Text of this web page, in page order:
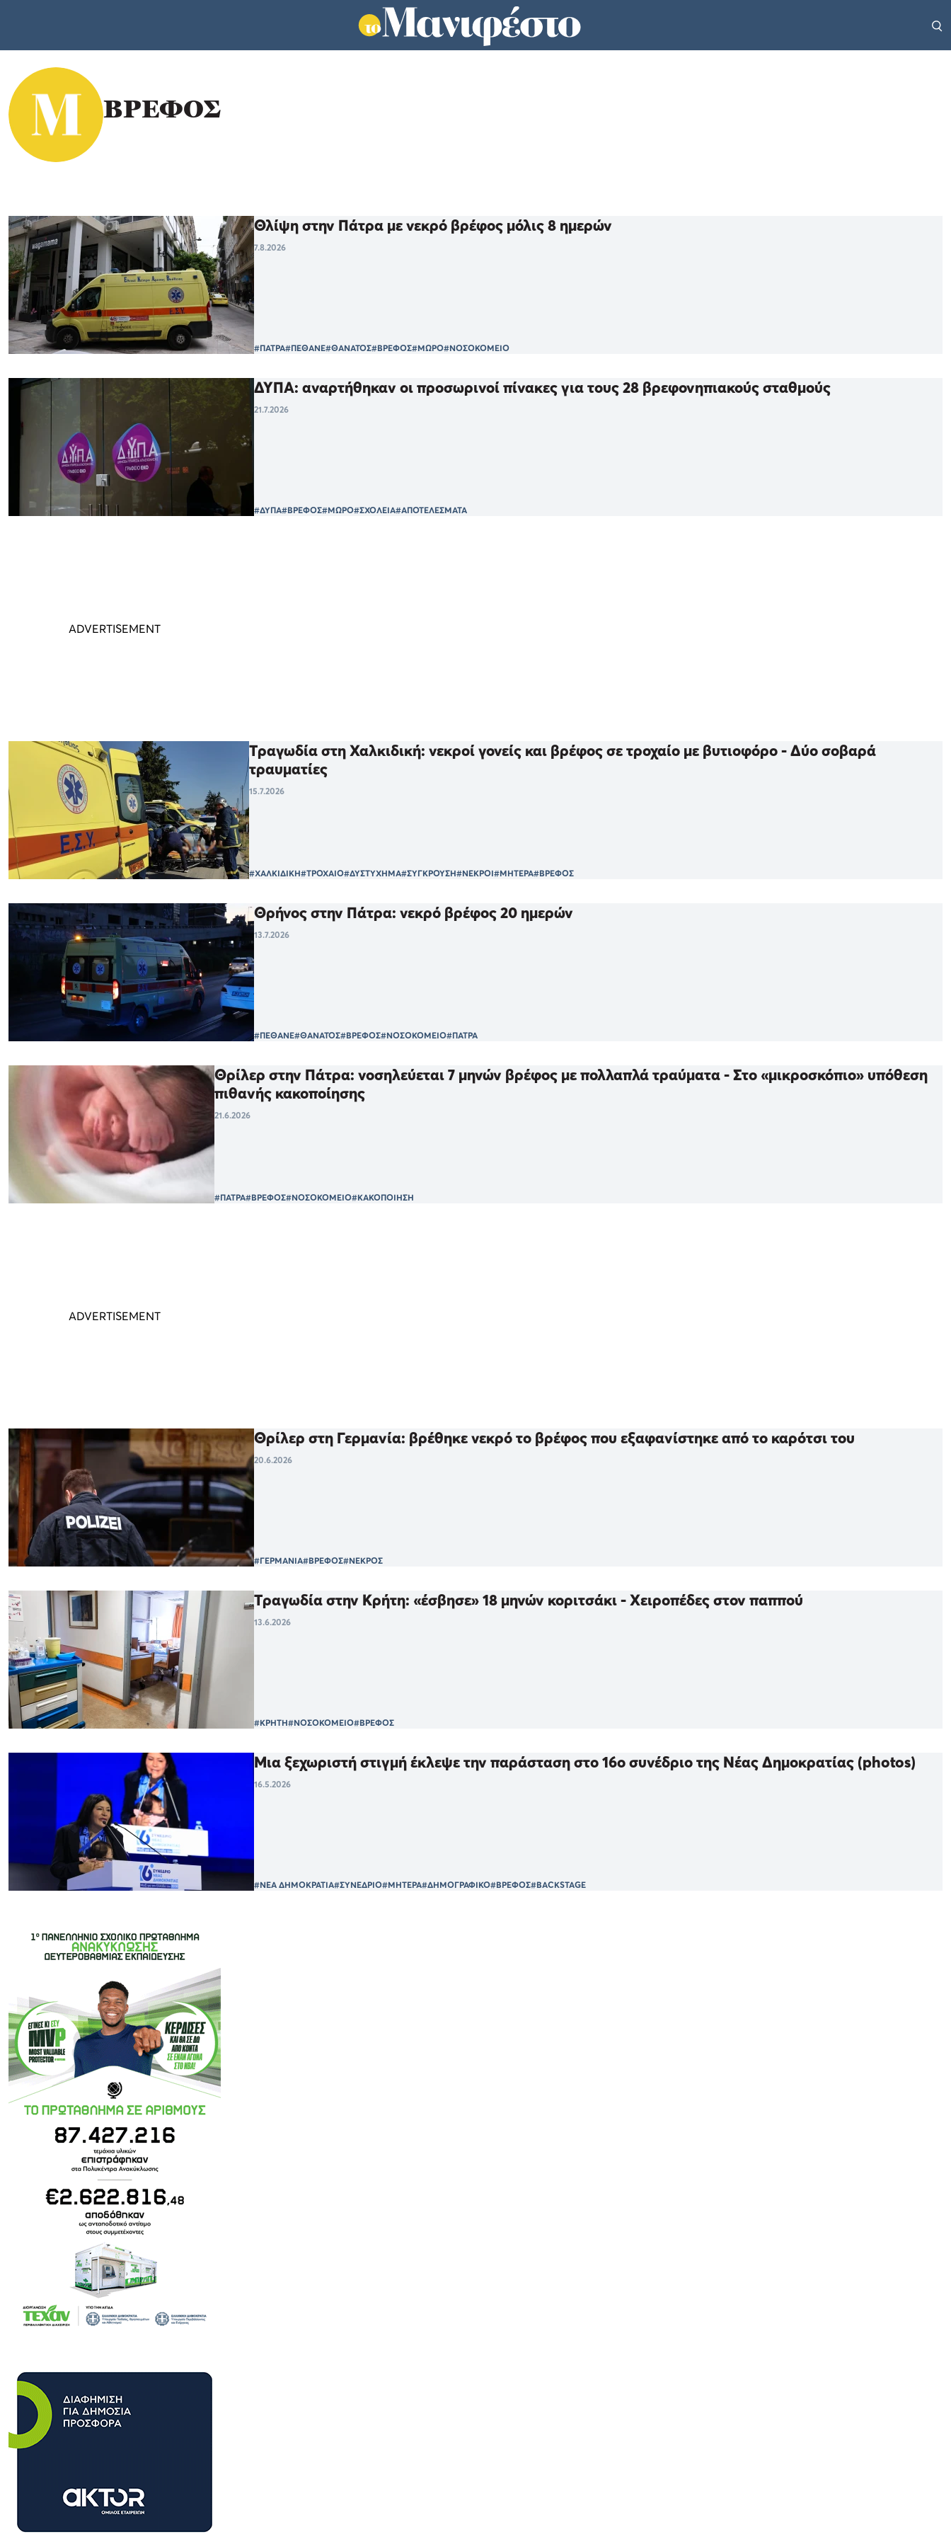
ΒΡΕΦΟΣ
Θλίψη στην Πάτρα με νεκρό βρέφος μόλις 8 ημερών
7.8.2026
#ΠΑΤΡΑ#ΠΕΘΑΝΕ#ΘΑΝΑΤΟΣ#ΒΡΕΦΟΣ#ΜΩΡΟ#ΝΟΣΟΚΟΜΕΙΟ
ΔΥΠΑ: αναρτήθηκαν οι προσωρινοί πίνακες για τους 28 βρεφονηπιακούς σταθμούς
21.7.2026
#ΔΥΠΑ#ΒΡΕΦΟΣ#ΜΩΡΟ#ΣΧΟΛΕΙΑ#ΑΠΟΤΕΛΕΣΜΑΤΑ
Τραγωδία στη Χαλκιδική: νεκροί γονείς και βρέφος σε τροχαίο με βυτιοφόρο - Δύο σοβαρά
τραυματίες
15.7.2026
#ΧΑΛΚΙΔΙΚΗ#ΤΡΟΧΑΙΟ#ΔΥΣΤΥΧΗΜΑ#ΣΥΓΚΡΟΥΣΗ#ΝΕΚΡΟΙ#ΜΗΤΕΡΑ#ΒΡΕΦΟΣ
Θρήνος στην Πάτρα: νεκρό βρέφος 20 ημερών
13.7.2026
#ΠΕΘΑΝΕ#ΘΑΝΑΤΟΣ#ΒΡΕΦΟΣ#ΝΟΣΟΚΟΜΕΙΟ#ΠΑΤΡΑ
Θρίλερ στην Πάτρα: νοσηλεύεται 7 μηνών βρέφος με πολλαπλά τραύματα - Στο «μικροσκόπιο» υπόθεση
πιθανής κακοποίησης
21.6.2026
#ΠΑΤΡΑ#ΒΡΕΦΟΣ#ΝΟΣΟΚΟΜΕΙΟ#ΚΑΚΟΠΟΙΗΣΗ
Θρίλερ στη Γερμανία: βρέθηκε νεκρό το βρέφος που εξαφανίστηκε από το καρότσι του
20.6.2026
#ΓΕΡΜΑΝΙΑ#ΒΡΕΦΟΣ#ΝΕΚΡΟΣ
Τραγωδία στην Κρήτη: «έσβησε» 18 μηνών κοριτσάκι - Χειροπέδες στον παππού
13.6.2026
#ΚΡΗΤΗ#ΝΟΣΟΚΟΜΕΙΟ#ΒΡΕΦΟΣ
Μια ξεχωριστή στιγμή έκλεψε την παράσταση στο 16ο συνέδριο της Νέας Δημοκρατίας (photos)
16.5.2026
#ΝΕΑ ΔΗΜΟΚΡΑΤΙΑ#ΣΥΝΕΔΡΙΟ#ΜΗΤΕΡΑ#ΔΗΜΟΓΡΑΦΙΚΟ#ΒΡΕΦΟΣ#BACKSTAGE